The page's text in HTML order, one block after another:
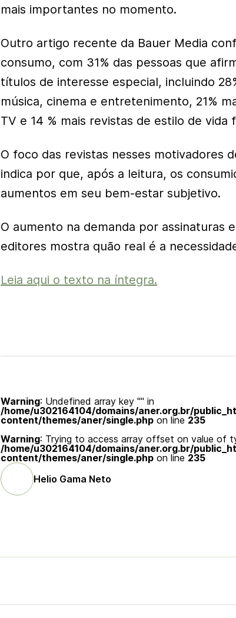
mais importantes no momento.
Outro artigo recente da Bauer Media
consumo, com 31% das pessoas que
títulos de interesse especial, incluindo
música, cinema e entretenimento, 21%
TV e 14 % mais revistas de estilo de vida
O foco das revistas nesses motivadores
indica por que, após a leitura, os
aumentos em seu bem-estar subjetivo.
O aumento na demanda por assinaturas
editores mostra quão real é a
Leia aqui o texto na íntegra.
Warning: Undefined array key "" in
/home/u302164104/domains/aner.org.br/
content/themes/aner/single.php on line 235
Warning: Trying to access array offset on value of
/home/u302164104/domains/aner.org.br/
content/themes/aner/single.php on line 235
Helio Gama Neto